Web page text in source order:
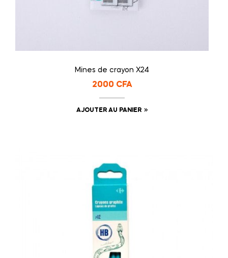
Mines de crayon X24
2000 CFA
AJOUTER AU PANIER